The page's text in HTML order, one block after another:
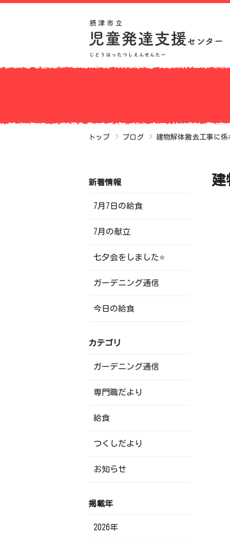
トップ ブログ 建物解体撤去工事に
建
新着情報
7月7日の給食
7月の献立
七夕会をしました⭐
ガーデニング通信
今日の給食
カテゴリ
ガーデニング通信
専門職だより
給食
つくしだより
お知らせ
掲載年
2026年